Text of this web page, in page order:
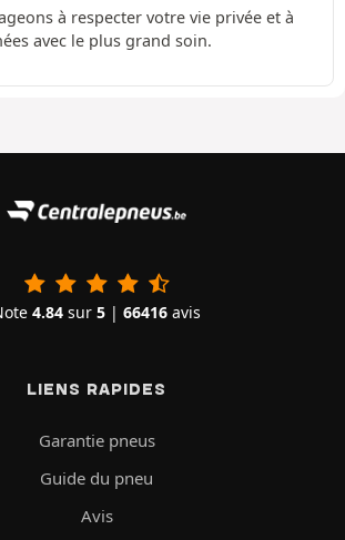
à respecter votre vie privée et à
avec le plus grand soin.
4.84 sur 5 | 66416 avis
LIENS RAPIDES
Garantie pneus
Guide du pneu
Avis